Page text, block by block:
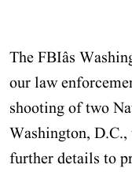
The FBIâs
our law
shooting of two
Washington,
further details to